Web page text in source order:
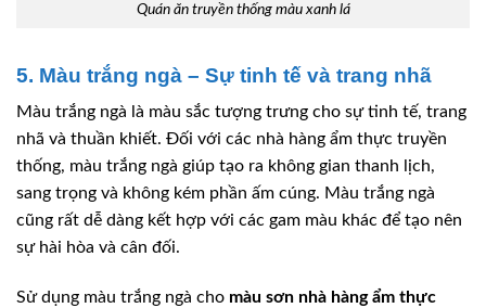
Quán ăn truyền thống màu xanh lá
5. Màu trắng ngà – Sự tinh tế và trang nhã
Màu trắng ngà là màu sắc tượng trưng cho sự tinh tế, trang
nhã và thuần khiết. Đối với các nhà hàng ẩm thực truyền
thống, màu trắng ngà giúp tạo ra không gian thanh lịch,
sang trọng và không kém phần ấm cúng. Màu trắng ngà
cũng rất dễ dàng kết hợp với các gam màu khác để tạo nên
sự hài hòa và cân đối.
Sử dụng màu trắng ngà cho màu sơn nhà hàng ẩm thực